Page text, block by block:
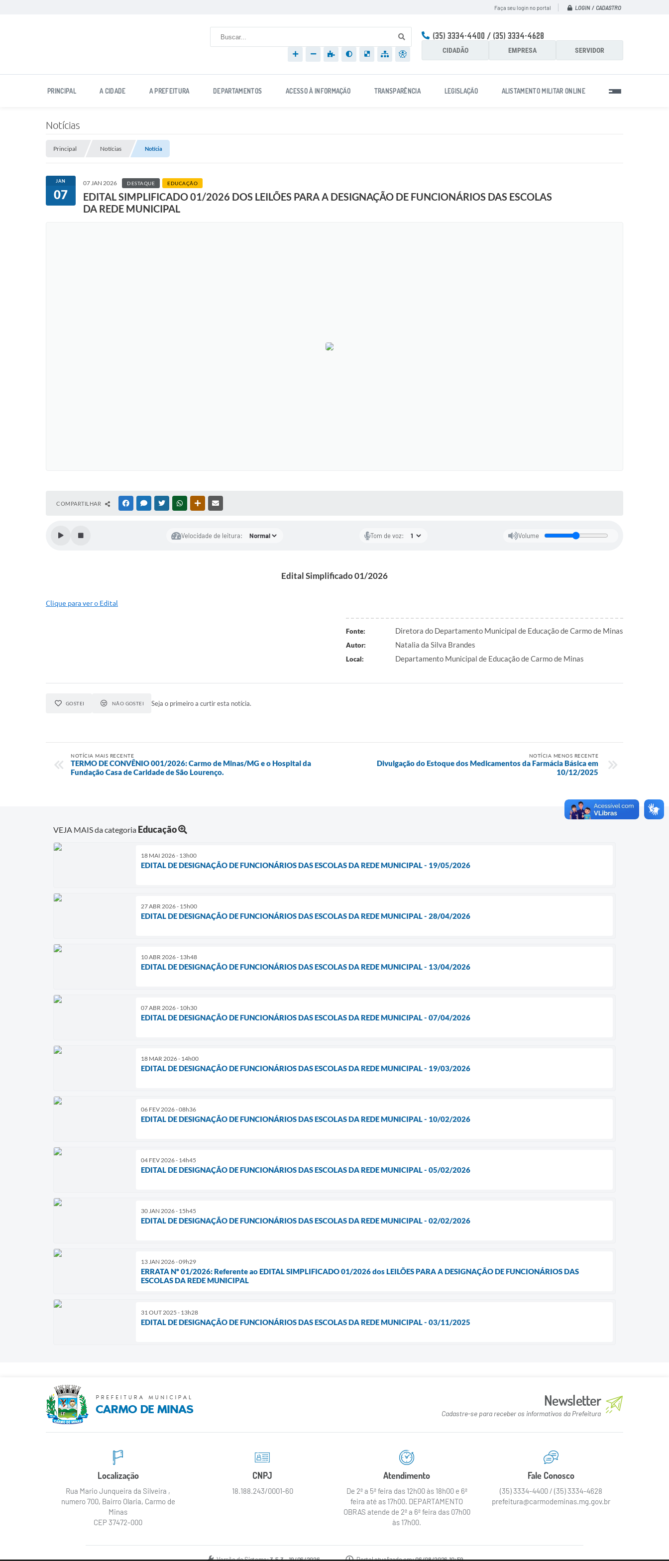
Faça seu login no portal LOGIN / CADASTRO
(35) 3334-4400 / (35) 3334-4628
CIDADÃO EMPRESA SERVIDOR
PRINCIPAL A CIDADE A PREFEITURA DEPARTAMENTOS ACESSO À INFORMAÇÃO TRANSPARÊNCIA LEGISLAÇÃO ALISTAMENTO MILITAR ONLINE
Notícias
Principal Notícias Notícia
JAN
07
07 JAN 2026 DESTAQUE EDUCAÇÃO
EDITAL SIMPLIFICADO 01/2026 DOS LEILÕES PARA A DESIGNAÇÃO DE FUNCIONÁRIOS DAS ESCOLAS
DA REDE MUNICIPAL
COMPARTILHAR FACEBOOKMESSENGER
TWITTERWHATSAPPOUTRAS MÍDIAS
Velocidade de leitura: Tom de voz: Volume
Edital Simplificado 01/2026
Clique para ver o Edital
Fonte: Diretora do Departamento Municipal de Educação de Carmo de Minas
Autor: Natalia da Silva Brandes
Local: Departamento Municipal de Educação de Carmo de Minas
GOSTEI NÃO GOSTEI Seja o primeiro a curtir esta notícia.
NOTÍCIA MAIS RECENTE
TERMO DE CONVÊNIO 001/2026: Carmo de Minas/MG e o Hospital da
Fundação Casa de Caridade de São Lourenço.
NOTÍCIA MENOS RECENTE
Divulgação do Estoque dos Medicamentos da Farmácia Básica em
10/12/2025
VEJA MAIS da categoria Educação
18 MAI 2026 - 13h00
EDITAL DE DESIGNAÇÃO DE FUNCIONÁRIOS DAS ESCOLAS DA REDE MUNICIPAL - 19/05/2026
27 ABR 2026 - 15h00
EDITAL DE DESIGNAÇÃO DE FUNCIONÁRIOS DAS ESCOLAS DA REDE MUNICIPAL - 28/04/2026
10 ABR 2026 - 13h48
EDITAL DE DESIGNAÇÃO DE FUNCIONÁRIOS DAS ESCOLAS DA REDE MUNICIPAL - 13/04/2026
07 ABR 2026 - 10h30
EDITAL DE DESIGNAÇÃO DE FUNCIONÁRIOS DAS ESCOLAS DA REDE MUNICIPAL - 07/04/2026
18 MAR 2026 - 14h00
EDITAL DE DESIGNAÇÃO DE FUNCIONÁRIOS DAS ESCOLAS DA REDE MUNICIPAL - 19/03/2026
06 FEV 2026 - 08h36
EDITAL DE DESIGNAÇÃO DE FUNCIONÁRIOS DAS ESCOLAS DA REDE MUNICIPAL - 10/02/2026
04 FEV 2026 - 14h45
EDITAL DE DESIGNAÇÃO DE FUNCIONÁRIOS DAS ESCOLAS DA REDE MUNICIPAL - 05/02/2026
30 JAN 2026 - 15h45
EDITAL DE DESIGNAÇÃO DE FUNCIONÁRIOS DAS ESCOLAS DA REDE MUNICIPAL - 02/02/2026
13 JAN 2026 - 09h29
ERRATA Nº 01/2026: Referente ao EDITAL SIMPLIFICADO 01/2026 dos LEILÕES PARA A DESIGNAÇÃO DE FUNCIONÁRIOS DAS
ESCOLAS DA REDE MUNICIPAL
31 OUT 2025 - 13h28
EDITAL DE DESIGNAÇÃO DE FUNCIONÁRIOS DAS ESCOLAS DA REDE MUNICIPAL - 03/11/2025
Newsletter
Cadastre-se para receber os informativos da Prefeitura
Localização
Rua Mario Junqueira da Silveira ,
numero 700, Bairro Olaria, Carmo de
Minas
CEP 37472-000
CNPJ
18.188.243/0001-60
Atendimento
De 2ª a 5ª feira das 12h00 às 18h00 e 6ª
feira até as 17h00. DEPARTAMENTO
OBRAS atende de 2ª a 6ª feira das 07h00
às 17h00.
Fale Conosco
(35) 3334-4400 / (35) 3334-4628
prefeitura@carmodeminas.mg.gov.br